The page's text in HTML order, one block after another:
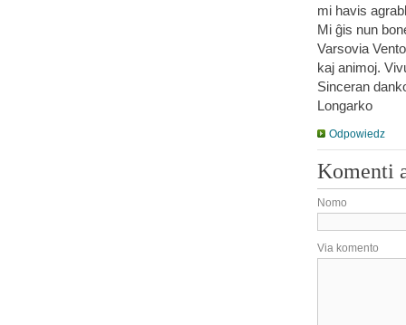
mi havis
Mi ĝis nun
Varsovia
kaj animoj.
Sinceran
Longarko
Odpowiedz
Komenti
Nomo
Via komento